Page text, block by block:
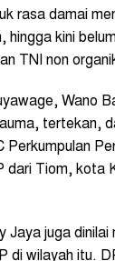
rasa damai
hingga kini
TNI non
Wano
tertekan,
dari Tiom, kota
Jaya juga dinilai
di wilayah itu.